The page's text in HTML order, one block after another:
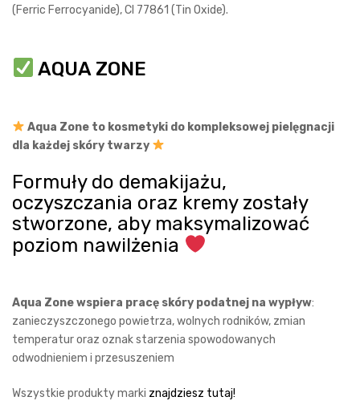
(Ferric Ferrocyanide), CI 77861 (Tin Oxide).
AQUA ZONE
Aqua Zone to kosmetyki do kompleksowej pielęgnacji
dla każdej skóry twarzy
Formuły do demakijażu,
oczyszczania oraz kremy zostały
stworzone, aby maksymalizować
poziom nawilżenia
Aqua Zone wspiera pracę skóry podatnej na wypływ:
zanieczyszczonego powietrza, wolnych rodników, zmian
temperatur oraz oznak starzenia spowodowanych
odwodnieniem i przesuszeniem
Wszystkie produkty marki znajdziesz tutaj!